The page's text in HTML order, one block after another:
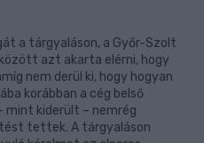
a tárgyaláson, a Győr-Szolt
azt akarta elérni, hogy
nem derül ki, hogy hogyan
korábban a cég belső
mint kiderült – nemrég
tettek. A tárgyaláson